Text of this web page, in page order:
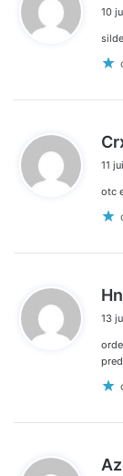
10
11
otc
13